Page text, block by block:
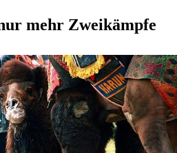
mehr Zweikämpfe